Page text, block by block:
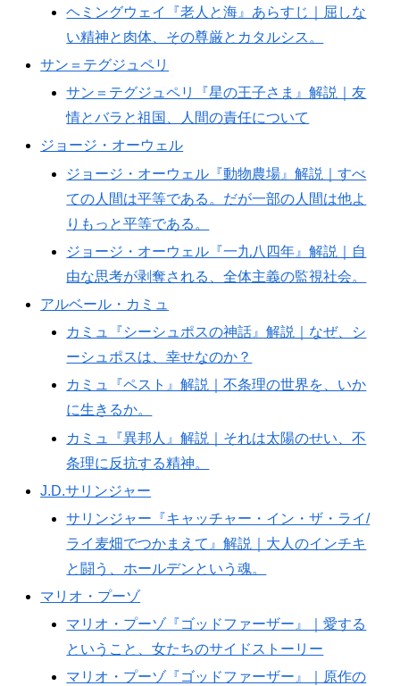
ヘミングウェイ『老人と海』あらすじ｜屈しな
い精神と肉体、その尊厳とカタルシス。
サン＝テグジュペリ
サン＝テグジュペリ『星の王子さま』解説｜友
情とバラと祖国、人間の責任について
ジョージ・オーウェル
ジョージ・オーウェル『動物農場』解説｜すべ
ての人間は平等である。だが一部の人間は他よ
りもっと平等である。
ジョージ・オーウェル『一九八四年』解説｜自
由な思考が剥奪される、全体主義の監視社会。
アルベール・カミュ
カミュ『シーシュポスの神話』解説｜なぜ、シ
ーシュポスは、幸せなのか？
カミュ『ペスト』解説｜不条理の世界を、いか
に生きるか。
カミュ『異邦人』解説｜それは太陽のせい、不
条理に反抗する精神。
J.D.サリンジャー
サリンジャー『キャッチャー・イン・ザ・ライ/
ライ麦畑でつかまえて』解説｜大人のインチキ
と闘う、ホールデンという魂。
マリオ・プーゾ
マリオ・プーゾ『ゴッドファーザー』｜愛する
ということ、女たちのサイドストーリー
マリオ・プーゾ『ゴッドファーザー』｜原作の